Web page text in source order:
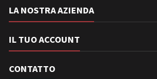
LA NOSTRA AZIENDA
IL TUO ACCOUNT
CONTATTO